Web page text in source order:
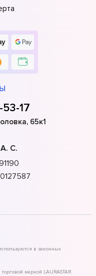
17
65к1
С.
в законных
маркой LAURASTAR.